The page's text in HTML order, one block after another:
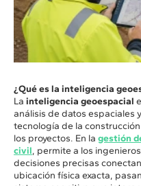
¿Qué es la inteligencia
La inteligencia geoespacial
análisis de datos espaciales
tecnología de la
los proyectos. En la gestión
civil, permite a los
decisiones precisas
ubicación física exacta,